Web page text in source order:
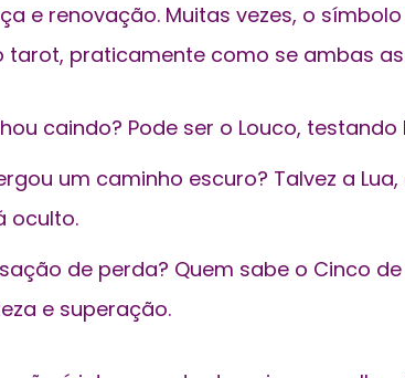
e renovação. Muitas vezes, o
tarot, praticamente como se ambas
caindo? Pode ser o Louco, testando
um caminho escuro? Talvez a
oculto.
de perda? Quem sabe o Cinco
e superação.